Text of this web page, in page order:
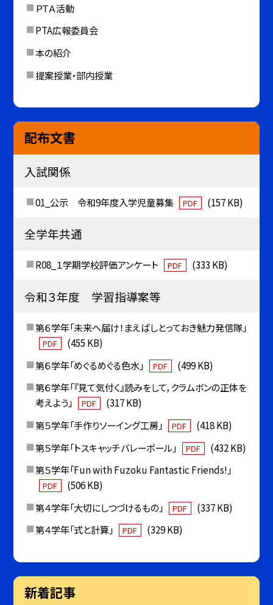
ＰＴＡ活動
PTA広報委員会
本の紹介
提案授業・部内授業
配布文書
入試関係
01_公示 令和9年度入学児童募集 PDF (157 KB)
全学年共通
R08_１学期学校評価アンケート PDF (333 KB)
令和３年度 学習指導案等
第６学年「未来へ届け！まえばしとっておき魅力発信隊」
PDF
(455 KB)
第６学年「めぐるめぐる色水」
PDF
(499 KB)
第６学年「『見て気付く』読みをして，クラムボンの正体を
考えよう」
PDF
(317 KB)
第５学年「手作りソーイング工房」
PDF
(418 KB)
第５学年「トスキャッチバレーボール」
PDF
(432 KB)
第５学年「Fun with Fuzoku Fantastic Friends!」
PDF
(506 KB)
第４学年「大切にしつづけるもの」
PDF
(337 KB)
第４学年「式と計算」
PDF (329 KB)
新着記事